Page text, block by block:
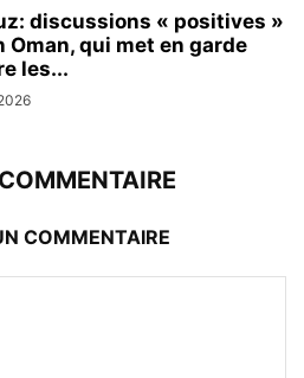
discussions « positives »
Oman, qui met en garde
les...
COMMENTAIRE